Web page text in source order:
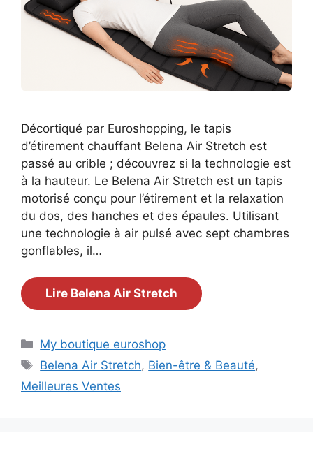
Décortiqué par Euroshopping, le tapis
d’étirement chauffant Belena Air Stretch est
passé au crible ; découvrez si la technologie est
à la hauteur. Le Belena Air Stretch est un tapis
motorisé conçu pour l’étirement et la relaxation
du dos, des hanches et des épaules. Utilisant
une technologie à air pulsé avec sept chambres
gonflables, il…
Lire Belena Air Stretch
Catégories
My boutique euroshop
Étiquettes
Belena Air Stretch, Bien-être & Beauté,
Meilleures Ventes